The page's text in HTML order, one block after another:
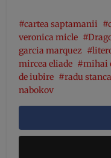
cartea saptamanii
veronica micle
garcia marquez
mircea eliade
mihai
de iubire
radu stanca
nabokov